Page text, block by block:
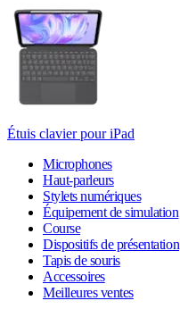
Étuis clavier pour iPad
Microphones
Haut-parleurs
Stylets numériques
Équipement de simulation
Course
Dispositifs de présentation
Tapis de souris
Accessoires
Meilleures ventes